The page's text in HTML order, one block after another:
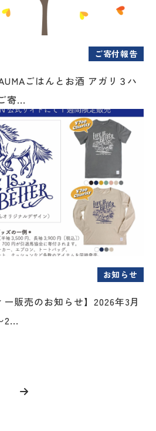
ご寄付報告
ごはんとお酒 アガリ３ハ
寄...
お知らせ
販売のお知らせ】2026年3月
2...